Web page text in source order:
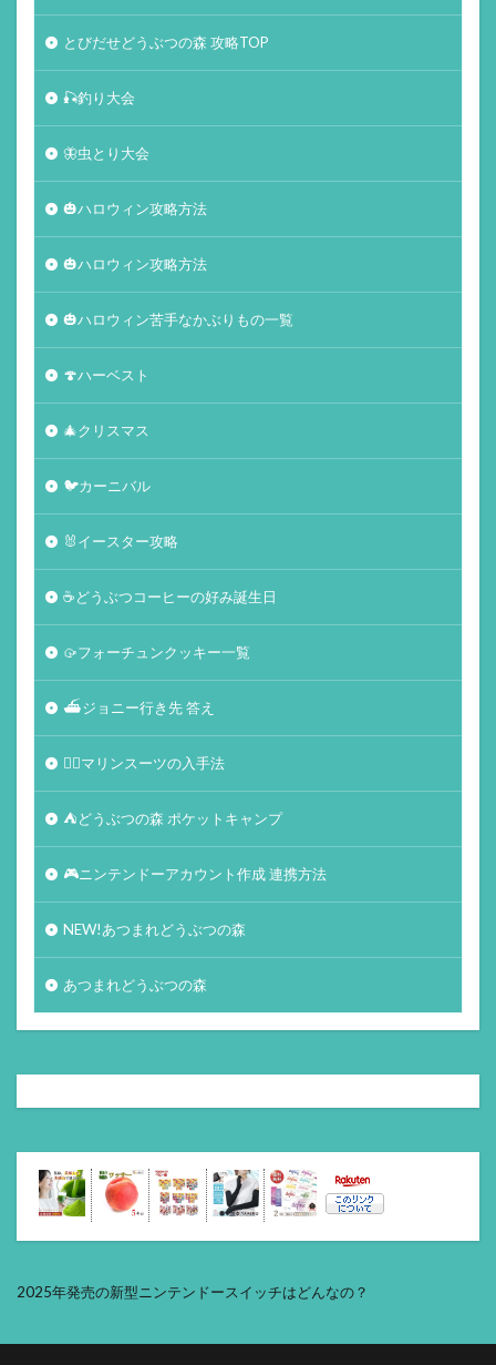
とびだせどうぶつの森 攻略TOP
🎣釣り大会
🦋虫とり大会
🎃ハロウィン攻略方法
🎃ハロウィン攻略方法
🎃ハロウィン苦手なかぶりもの一覧
🍄ハーベスト
🎄クリスマス
🐦カーニバル
🐰イースター攻略
☕️どうぶつコーヒーの好み誕生日
🥠フォーチュンクッキー一覧
⛴ジョニー行き先 答え
🏄‍♀️マリンスーツの入手法
⛺どうぶつの森 ポケットキャンプ
🎮ニンテンドーアカウント作成 連携方法
NEW!あつまれどうぶつの森
あつまれどうぶつの森
2025年発売の新型ニンテンドースイッチはどんなの？